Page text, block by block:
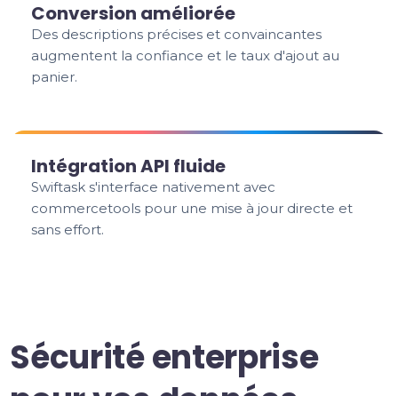
Conversion améliorée
Des descriptions précises et convaincantes
augmentent la confiance et le taux d'ajout au
panier.
Intégration API fluide
Swiftask s'interface nativement avec
commercetools pour une mise à jour directe et
sans effort.
Sécurité enterprise